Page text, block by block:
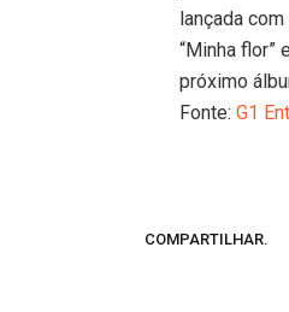
lançada
“Minha flor”
próximo
Fonte:G1
COMPARTILHAR.